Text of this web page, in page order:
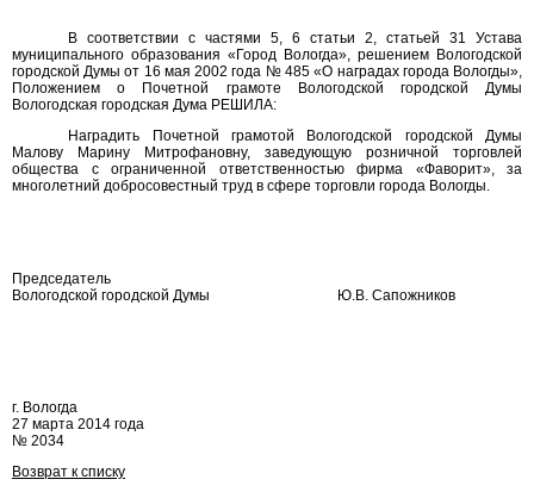
В соответствии с частями 5, 6 статьи 2, статьей 31 Устава
муниципального образования «Город Вологда», решением Вологодской
городской Думы от 16 мая 2002 года № 485 «О наградах города Вологды»,
Положением о Почетной грамоте Вологодской городской Думы
Вологодская городская Дума РЕШИЛА:
Наградить Почетной грамотой Вологодской городской Думы
Малову Марину Митрофановну, заведующую розничной торговлей
общества с ограниченной ответственностью фирма «Фаворит», за
многолетний добросовестный труд в сфере торговли города Вологды.
Председатель
Вологодской городской Думы
Ю.В. Сапожников
г. Вологда
27 марта 2014 года
№ 2034
Возврат к списку